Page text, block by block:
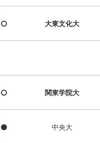
大東文化大
関東学院大
中央大